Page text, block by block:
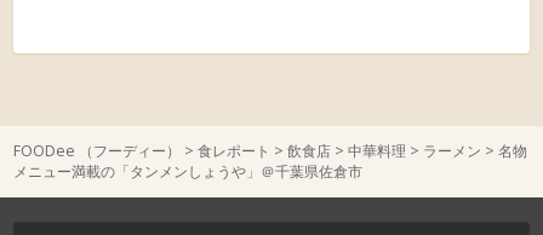
FOODee （フーディー） >食レポート >飲食店 >中華料理 > ラーメン >名物
メニュー満載の「タンメンしょうや」＠千葉県佐倉市